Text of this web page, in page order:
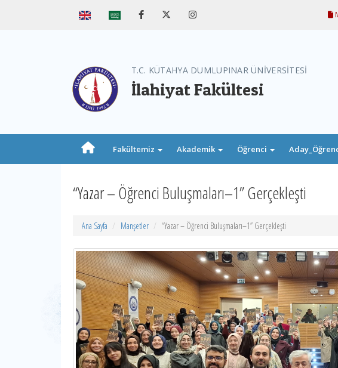
T.C. KÜTAHYA DUMLUPINAR ÜNİVERSİTESİ
İlahiyat Fakültesi
Fakültemiz Akademik Öğrenci
“Yazar – Öğrenci Buluşmaları–1” Gerçekleşti
Ana Sayfa Manşetler “Yazar – Öğrenci Buluşmaları–1” Gerçekleşti